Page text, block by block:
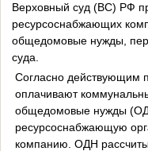
Верховный суд (ВС) РФ
ресурсоснабжающих
общедомовые нужды,
суда.
Согласно действующим
оплачивают
общедомовые нужды
ресурсоснабжающую
компанию. ОДН